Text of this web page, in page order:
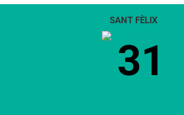
SANT FÈLIX
31